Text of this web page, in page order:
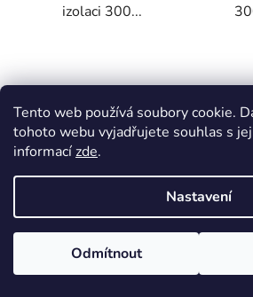
Tento web používá soubory cookie.
tohoto webu vyjadřujete souhlas s
informacízde.
Nastavení
Odmítnout
izolaci 300...
TOPWET Odvětrání
kanalizace TWOP 125